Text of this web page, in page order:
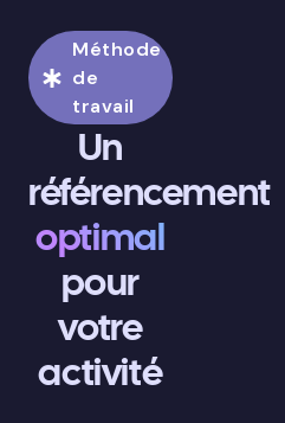
Méthode
de
travail
Un
référencement
optimal
pour
votre
activité